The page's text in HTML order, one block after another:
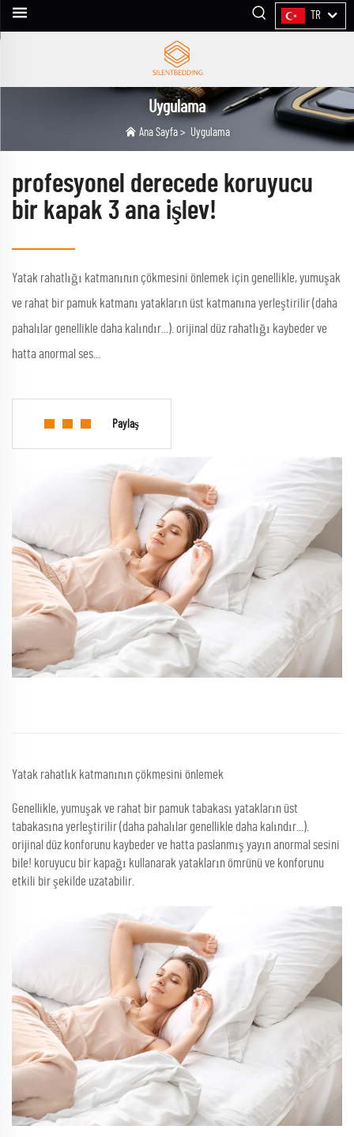
TR
Uygulama
Ana Sayfa> Uygulama
profesyonel derecede koruyucu
bir kapak 3 ana işlev!
Yatak rahatlığı katmanının çökmesini önlemek için genellikle, yumuşak
ve rahat bir pamuk katmanı yatakların üst katmanına yerleştirilir (daha
pahalılar genellikle daha kalındır...). orijinal düz rahatlığı kaybeder ve
hatta anormal ses...
Paylaş
Yatak rahatlık katmanının çökmesini önlemek
Genellikle, yumuşak ve rahat bir pamuk tabakası yatakların üst
tabakasına yerleştirilir (daha pahalılar genellikle daha kalındır...).
orijinal düz konforunu kaybeder ve hatta paslanmış yayın anormal sesini
bile! koruyucu bir kapağı kullanarak yatakların ömrünü ve konforunu
etkili bir şekilde uzatabilir.